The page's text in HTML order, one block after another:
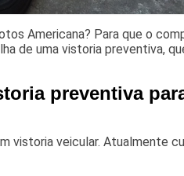
Americana? Para que o
de uma vistoria preventiva,
preventiva
vistoria veicular. Atualmente